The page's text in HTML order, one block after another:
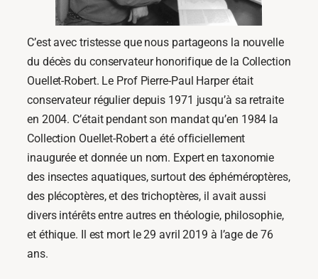
C’est avec tristesse que nous partageons la nouvelle
du décès du conservateur honorifique de la Collection
Ouellet-Robert. Le Prof Pierre-Paul Harper était
conservateur régulier depuis 1971 jusqu’à sa retraite
en 2004. C’était pendant son mandat qu’en 1984 la
Collection Ouellet-Robert a été officiellement
inaugurée et donnée un nom. Expert en taxonomie
des insectes aquatiques, surtout des éphéméroptères,
des plécoptères, et des trichoptères, il avait aussi
divers intérêts entre autres en théologie, philosophie,
et éthique. Il est mort le 29 avril 2019 à l’age de 76
ans.